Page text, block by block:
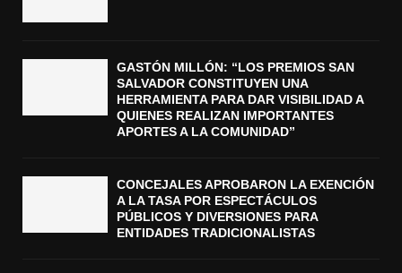
GASTÓN MILLÓN: “LOS PREMIOS SAN
SALVADOR CONSTITUYEN UNA
HERRAMIENTA PARA DAR VISIBILIDAD A
QUIENES REALIZAN IMPORTANTES
APORTES A LA COMUNIDAD”
CONCEJALES APROBARON LA EXENCIÓN
A LA TASA POR ESPECTÁCULOS
PÚBLICOS Y DIVERSIONES PARA
ENTIDADES TRADICIONALISTAS